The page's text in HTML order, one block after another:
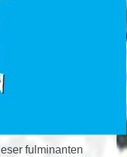
fulminanten